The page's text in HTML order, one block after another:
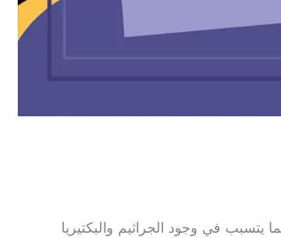
يتسبب في وجود الجراثيم والبكتيريا